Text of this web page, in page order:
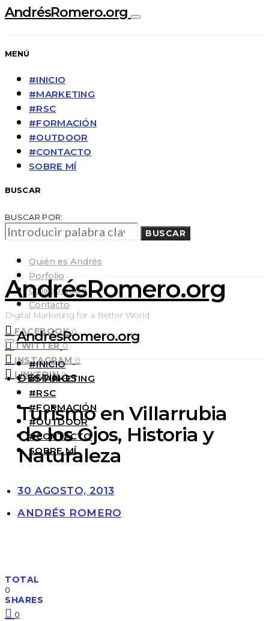
AndrésRomero.org
MENÚ
#INICIO
#MARKETING
#RSC
#FORMACIÓN
#OUTDOOR
#CONTACTO
SOBRE MÍ
BUSCAR
BUSCAR POR:
BUSCAR
Quién es Andrés
Porfolio
Colaboración
Contacto
FACEBOOK 0
TWITTER 0
INSTAGRAM 0
LINKEDIN 0
AndrésRomero.org
Digital Marketing for a Better World
AndrésRomero.org
#INICIO
#MARKETING
#RSC
#FORMACIÓN
#OUTDOOR
#CONTACTO
SOBRE MÍ
DESTINOS
Turismo en Villarrubia
de los Ojos, Historia y
Naturaleza
30 AGOSTO, 2013
ANDRÉS ROMERO
TOTAL
0
SHARES
0